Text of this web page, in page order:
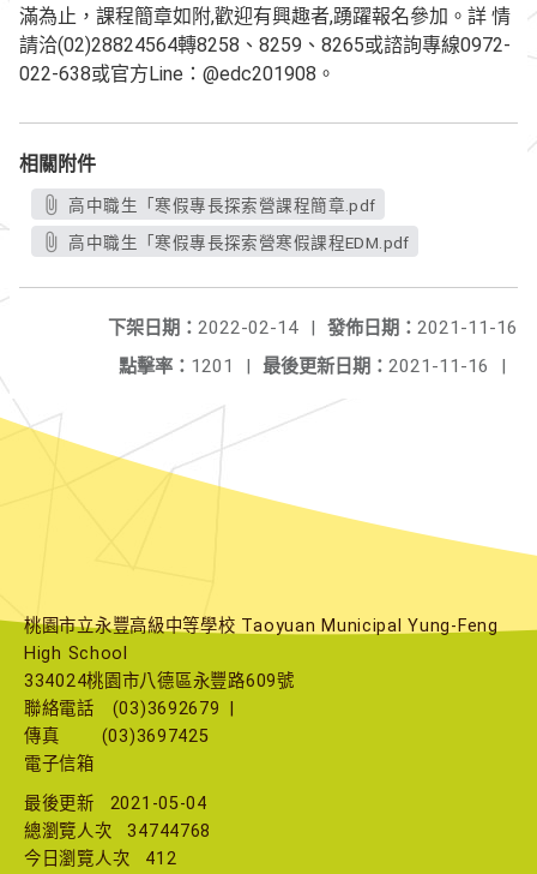
滿為止，課程簡章如附,歡迎有興趣者,踴躍報名參加。詳 情
請洽(02)28824564轉8258、8259、8265或諮詢專線0972-
022-638或官方Line：@edc201908。
相關附件
高中職生「寒假專長探索營課程簡章.pdf
高中職生「寒假專長探索營寒假課程EDM.pdf
發佈日期： 2021-11-16
下架日期： 2022-02-14
|
最後更新日期： 2021-11-16 |
點擊率： 1201 |
桃園市立永豐高級中等學校 Taoyuan Municipal Yung-Feng
High School
334024桃園市八德區永豐路609號
聯絡電話
(03)3692679
傳真
(03)3697425
電子信箱
最後更新
2021-05-04
總瀏覽人次
34744768
今日瀏覽人次
412